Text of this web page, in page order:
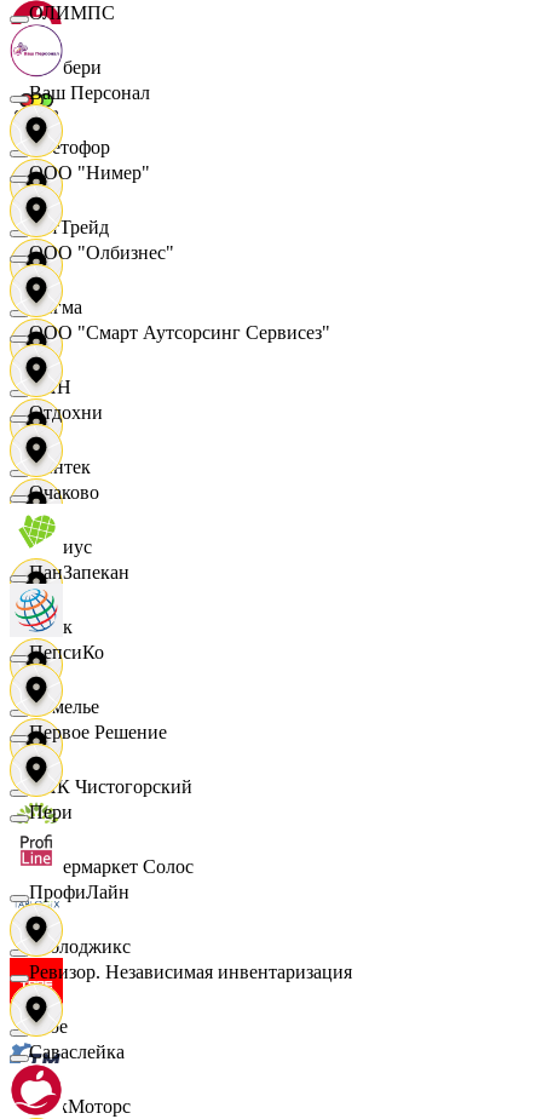
Самбери
Светофор
СетТрейд
Сигма
СИН
Синтек
Сириус
Смак
Сомелье
СПК Чистогорский
Супермаркет Солос
Таблоджикс
Твое
ТракМоторс
ОЛИМПС
Ваш Персонал
ООО "Нимер"
ООО "Олбизнес"
ООО "Смарт Аутсорсинг Сервисез"
Отдохни
Очаково
ПанЗапекан
ПепсиКо
Первое Решение
Пери
ПрофиЛайн
Ревизор. Независимая инвентаризация
Саваслейка